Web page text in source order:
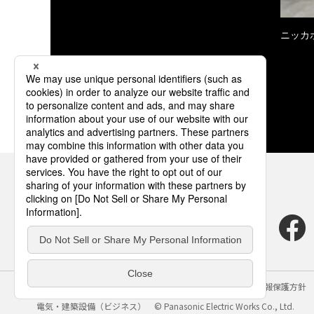
ニッカ
サイトのご利用にあたって クッキーポリシー
個人情報保護方針
電気・建築設備（ビジネス）
© Panasonic Electric Works Co., Ltd.